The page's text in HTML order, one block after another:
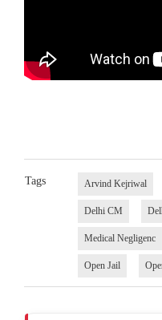
Tags Arvind Kejriwal
Delhi CM
Medical Negligenc
Open Jail